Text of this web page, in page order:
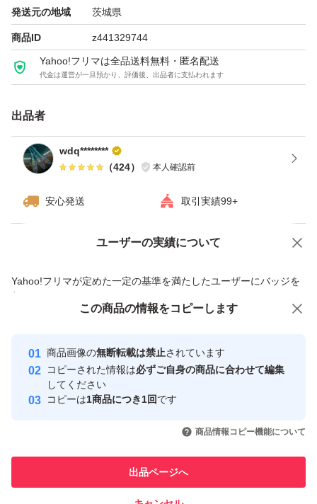
す。、
遠ければ遠いほどリスクがあることをご理解よろしくお願
いいたします。茨城県からの発送になります。よろしくお
暑さ対策や寒さ対策などもとくにできません。
生体販売ではごさいません。
生体の販売ではありません。
防腐加工済培養液です
#メダカ
#針子
#金魚
発送元の地域 茨城県
商品ID z441329744
Yahoo!フリマは全品送料無料・匿名配送
代金は運営が一旦預かり、評価後、出品者に支払われます
出品者
wdq********
（424） 本人確認前
安心発送 取引実績99+
ユーザーの実績について
Yahoo!フリマが定めた一定の基準を満たしたユーザーにバッジを
付与しています
安心取引出品者
心・安全なユーザーです
取引実績
引を完了させた実績があります
での取引実績があります
価格の相談 商品への質問
この商品の情報をコピーします
商品画像の無断転載は禁止されています
コピーされた情報は必ずご自身の商品に合わせて編集
してください
コピーは1商品につき1回です
商品情報コピー機能について
出品ページへ
この商品をみている人にオススメ